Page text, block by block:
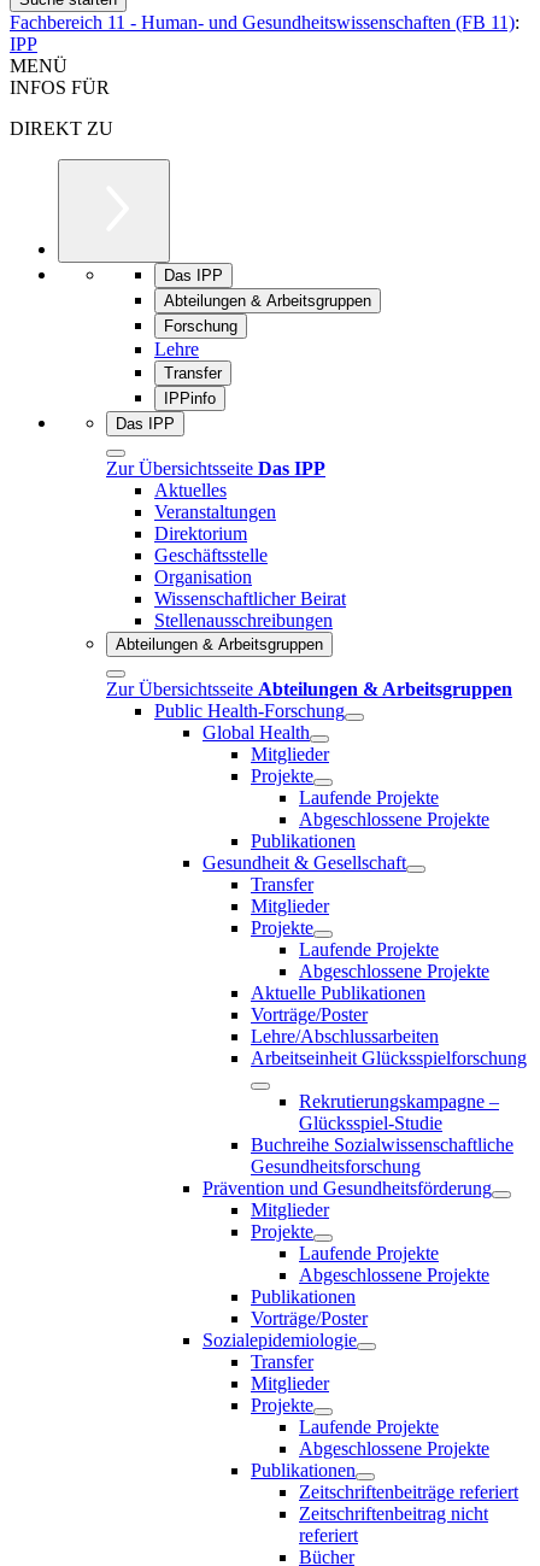
Fachbereich 11 - Human- und Gesundheitswissenschaften (FB 11):
IPP
MENÜ
INFOS FÜR
DIREKT ZU
Das IPP
Abteilungen & Arbeitsgruppen
Forschung
Lehre
Transfer
IPPinfo
Das IPP
Zur Übersichtsseite Das IPP
Aktuelles
Veranstaltungen
Direktorium
Geschäftsstelle
Organisation
Wissenschaftlicher Beirat
Stellenausschreibungen
Abteilungen & Arbeitsgruppen
Zur Übersichtsseite Abteilungen & Arbeitsgruppen
Public Health-Forschung
Global Health
Mitglieder
Projekte
Laufende Projekte
Abgeschlossene Projekte
Publikationen
Gesundheit & Gesellschaft
Transfer
Mitglieder
Projekte
Laufende Projekte
Abgeschlossene Projekte
Aktuelle Publikationen
Vorträge/Poster
Lehre/Abschlussarbeiten
Arbeitseinheit Glücksspielforschung
Rekrutierungskampagne –
Glücksspiel-Studie
Buchreihe Sozialwissenschaftliche
Gesundheitsforschung
Prävention und Gesundheitsförderung
Mitglieder
Projekte
Laufende Projekte
Abgeschlossene Projekte
Publikationen
Vorträge/Poster
Sozialepidemiologie
Transfer
Mitglieder
Projekte
Laufende Projekte
Abgeschlossene Projekte
Publikationen
Zeitschriftenbeiträge referiert
Zeitschriftenbeitrag nicht
referiert
Bücher